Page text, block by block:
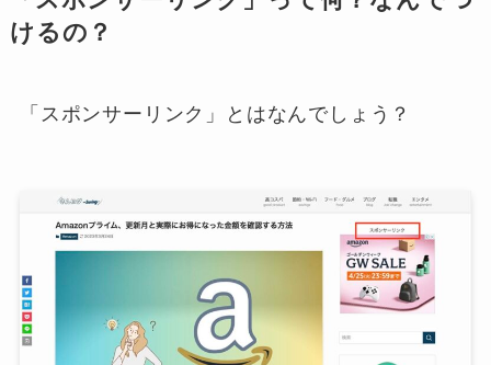
けるの？
「スポンサーリンク」とはなんでしょう？